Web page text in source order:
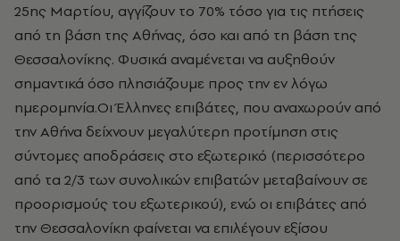
25ης Μαρτίου, αγγίζουν το 70% τόσο για τις πτήσεις
από τη βάση της Αθήνας, όσο και από τη βάση της
Θεσσαλονίκης. Φυσικά αναμένεται να αυξηθούν
σημαντικά όσο πλησιάζουμε προς την εν λόγω
ημερομηνία.Οι Έλληνες επιβάτες, που αναχωρούν από
την Αθήνα δείχνουν μεγαλύτερη προτίμηση στις
σύντομες αποδράσεις στο εξωτερικό (περισσότερο
από τα 2/3 των συνολικών επιβατών μεταβαίνουν σε
προορισμούς του εξωτερικού), ενώ οι επιβάτες από
την Θεσσαλονίκη φαίνεται να επιλέγουν εξίσου